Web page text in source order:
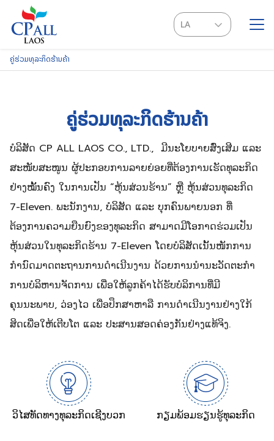
content
LA
SEARCH
ຄູ່ຮ່ວມທຸລະກິດຮ້ານຄ້າ
ຄູ່ຮ່ວມທຸລະກິດຮ້ານຄ້າ
ບໍລິສັດ CP ALL LAOS CO., LTD., ມີນະໂຍບາຍສົ່ງເສີມ ແລະ
ສະໜັບສະໜູນ ຜູ້ປະກອບການລາຍຍ່ອຍທີ່ຕ້ອງການເຮັດທຸລະກິດ
ຢ່າງໝັ້ນຄົງ ໃນການເປັນ “ຫຸ້ນສ່ວນຮ້ານ” ຫຼື ຫຸ້ນສ່ວນທຸລະກິດ
7-Eleven. ພະນັກງານ, ບໍລິສັດ ແລະ ບຸກຄົນພາຍນອກ ທີ່
ຕ້ອງການຄວາມຍືນຍົງຂອງທຸລະກິດ ສາມາດມີໂອກາດຮ່ວມເປັນ
ຫຸ້ນສ່ວນໃນທຸລະກິດຮ້ານ 7-Eleven ໂດຍບໍລິສັດເນັ້ນໜັກການ
ກຳນົດມາດຕະຖານການດຳເນີນງານ ດ້ວຍການນຳນະວັດຕະກຳ
ການບໍລິຫານຈັດການ ເພື່ອໃຫ້ລູກຄ້າໄດ້ຮັບບໍລິການທີ່ມີ
ຄຸນນະພາບ, ວ່ອງໄວ ເພື່ອປຶກສາຫາລື ການດຳເນີນງານຢ່າງໃກ້
ສິດເພື່ອໃຫ້ເຕີບໂຕ ແລະ ປະສານສອດຄ່ອງກັນຢ່າງແທ້ຈິງ.
ວິໄສທັດທາງທຸລະກິດເຊີງບວກ ກຽມພ້ອມຮຽນຮູ້ທຸລະກິດ